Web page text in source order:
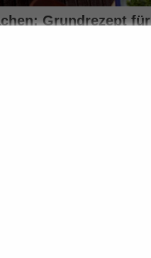
Grundrezept für
Style
gute Laune machen. Ein